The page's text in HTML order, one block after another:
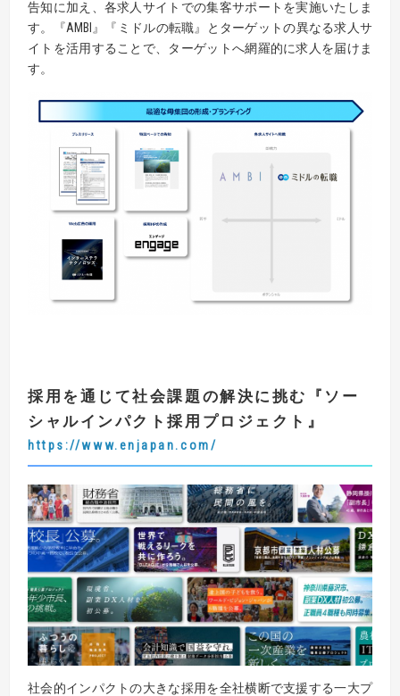
告知に加え、各求人サイトでの集客サポートを実施いたしま
す。『AMBI』『ミドルの転職』とターゲットの異なる求人サ
イトを活用することで、ターゲットへ網羅的に求人を届けま
す。
採用を通じて社会課題の解決に挑む 『 ソー
シャルインパクト採用プロジェクト 』
https://www.enjapan.com/
社会的インパクトの大きな採用を全社横断で支援する一大プ